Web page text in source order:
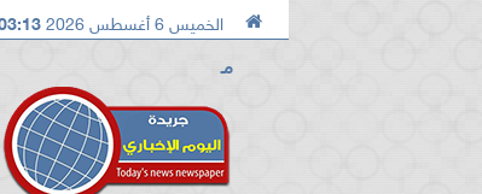
 الخميس 6 أغسطس 2026
مـ
الدكتور محمد الصريدي يكشف المخطط الجديد من «تكوين»